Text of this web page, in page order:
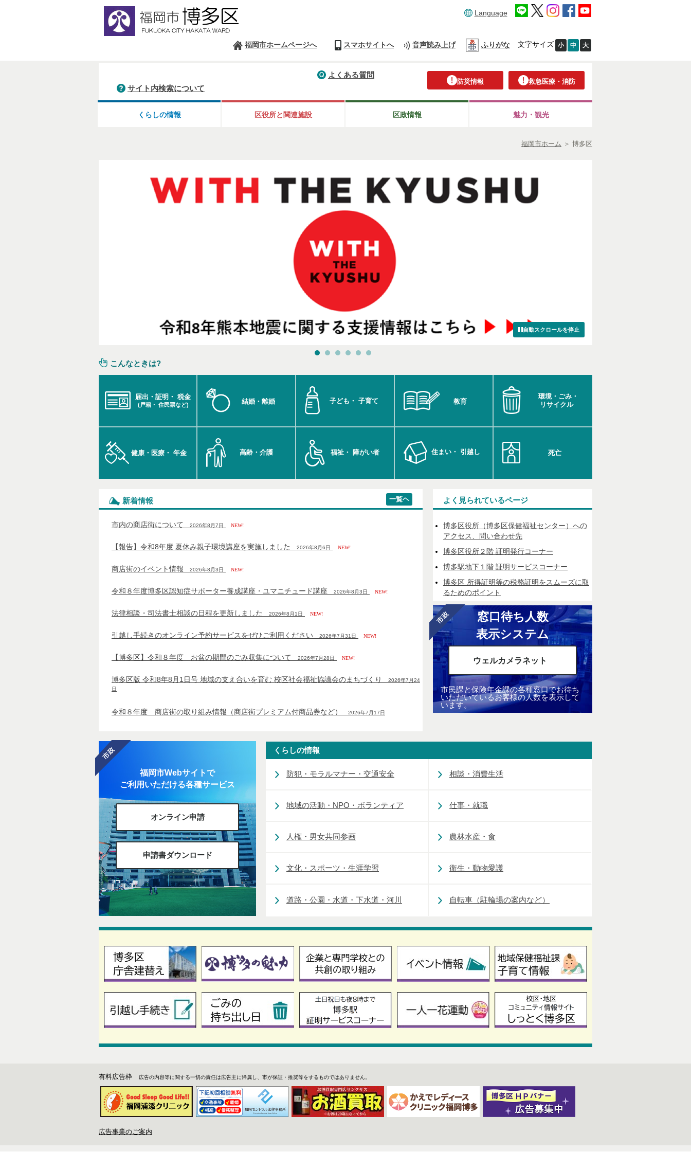
Language
福岡市ホームページへ スマホサイトへ 音声読み上げ ふりがな 文字サイズ 小 中 大
防災情報 救急医療・消防
よくある質問
サイト内検索について
くらしの情報 区役所と関連施設 区政情報 魅力・観光
福岡市ホーム ＞ 博多区
自動スクロールを停止
こんなときは?
届出・証明・ 税金
(戸籍・ 住民票など) 結婚・離婚 子ども・ 子育て 教育
環境・ごみ・
リサイクル
健康・医療・ 年金 高齢・介護 福祉・ 障がい者 住まい・ 引越し 死亡
新着情報
市内の商店街について 2026年8月7日 NEW!
【報告】令和8年度 夏休み親子環境講座を実施しました 2026年8月6日 NEW!
商店街のイベント情報 2026年8月3日 NEW!
令和８年度博多区認知症サポーター養成講座・ユマニチュード講座 2026年8月3日 NEW!
法律相談・司法書士相談の日程を更新しました 2026年8月1日 NEW!
引越し手続きのオンライン予約サービスをぜひご利用ください 2026年7月31日 NEW!
【博多区】令和８年度 お盆の期間のごみ収集について 2026年7月28日 NEW!
博多区版 令和8年8月1日号 地域の支え合いを育む 校区社会福祉協議会のまちづくり 2026年7月24
日
令和８年度 商店街の取り組み情報（商店街プレミアム付商品券など） 2026年7月17日
一覧ヘ よく見られているページ
博多区役所（博多区保健福祉センター）への
アクセス、問い合わせ先
博多区役所２階 証明発行コーナー
博多駅地下１階 証明サービスコーナー
博多区 所得証明等の税務証明をスムーズに取
るためのポイント
窓口待ち人数
表示システム
ウェルカメラネット
市民課と保険年金課の各種窓口でお待ち
いただいているお客様の人数を表示して
います。
福岡市Webサイトで
ご利用いただける各種サービス
オンライン申請
申請書ダウンロード
くらしの情報
防犯・モラルマナー・交通安全 相談・消費生活
地域の活動・NPO・ボランティア 仕事・就職
人権・男女共同参画 農林水産・食
文化・スポーツ・生涯学習 衛生・動物愛護
道路・公園・水道・下水道・河川 自転車（駐輪場の案内など）
有料広告枠 広告の内容等に関する一切の責任は広告主に帰属し、市が保証・推奨等をするものではありません。
広告事業のご案内